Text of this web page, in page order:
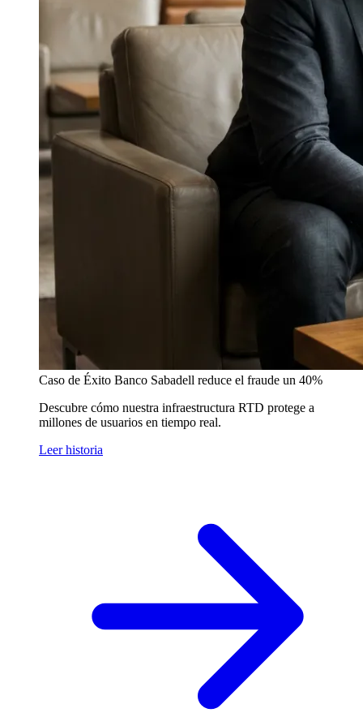
Caso de Éxito Banco Sabadell reduce el fraude un 40%
Descubre cómo nuestra infraestructura RTD protege a
millones de usuarios en tiempo real.
Leer historia